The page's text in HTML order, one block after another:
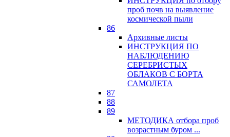
проб почв на выявление
космической пыли
86
Архивные листы
ИНСТРУКЦИЯ ПО
НАБЛЮДЕНИЮ
СЕРЕБРИСТЫХ
ОБЛАКОВ С БОРТА
САМОЛЕТА
87
88
89
МЕТОДИКА отбора проб
возрастным буром ...